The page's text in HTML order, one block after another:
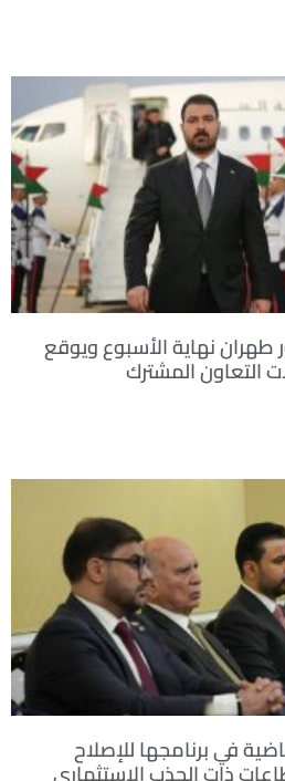
طهران نهاية الأسبوع ويوقع
التعاون المشترك
في برنامجها للإصلاح
ذات الجذب الاستثماري